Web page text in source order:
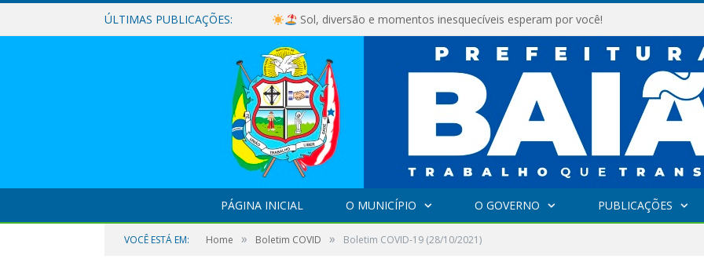
ÚLTIMAS PUBLICAÇÕES: Sol, diversão e momentos inesquecíveis esperam por você!
PÁGINA INICIAL O MUNICÍPIO O GOVERNO PUBLICAÇÕES
VOCÊ ESTÁ EM: Home » Boletim COVID » Boletim COVID-19 (28/10/2021)